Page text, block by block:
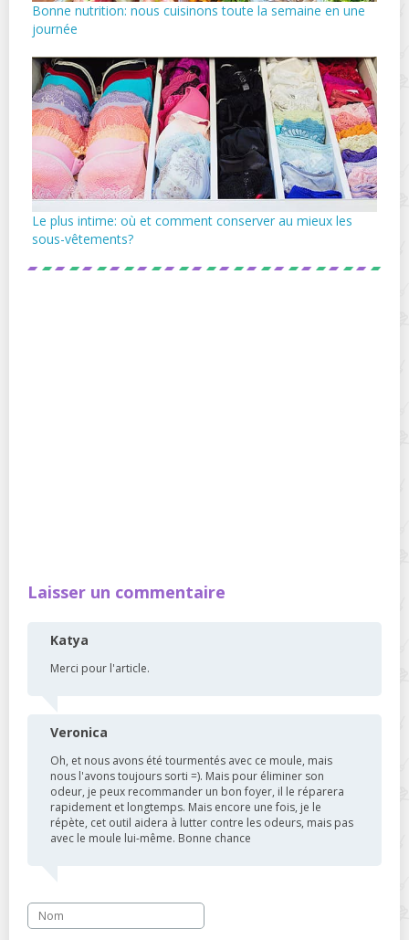
Bonne nutrition: nous cuisinons toute la semaine en une
journée
Le plus intime: où et comment conserver au mieux les
sous-vêtements?
Laisser un commentaire
Katya
Merci pour l'article.
Veronica
Oh, et nous avons été tourmentés avec ce moule, mais
nous l'avons toujours sorti =). Mais pour éliminer son
odeur, je peux recommander un bon foyer, il le réparera
rapidement et longtemps. Mais encore une fois, je le
répète, cet outil aidera à lutter contre les odeurs, mais pas
avec le moule lui-même. Bonne chance